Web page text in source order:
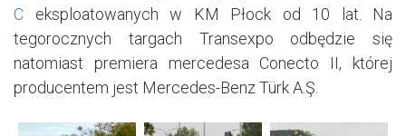
C eksploatowanych w KM Płock od 10 lat. Na
tegorocznych targach Transexpo odbędzie się
natomiast premiera mercedesa Conecto II, której
producentem jest Mercedes-Benz Türk A.Ş.